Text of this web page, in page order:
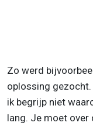
Zo werd
oplossing gezocht.
ik begrijp niet
lang. Je moet over